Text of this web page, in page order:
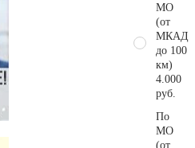
МО
(от
МКАД
до 100
км)
4.000
руб.
По
МО
(от